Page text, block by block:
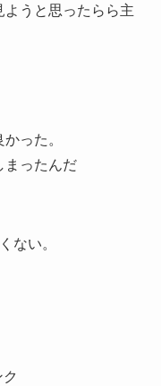
うと思ったらら主
った。
まったんだ
ない。